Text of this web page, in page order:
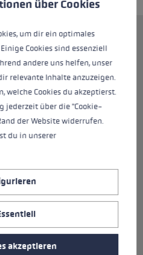
dich gerne beim
aus? Dann ist der
Lite dein idealer
Der leichte, einteilige
85% Carbon ist mit
Nordic Shark
Die Griff-
Technologie Nordic
für beste
und exakte
und Kontrolle.
lässt sich die
vom Griff lösen. Die
aus gehärtetem Metall
über Cookies
um dir ein optimales
Cookies sind essenziell
andere uns helfen, unser
relevante Inhalte anzuzeigen.
welche Cookies du akzeptierst.
jederzeit über die "Cookie-
der Website widerrufen.
du in unserer
akzeptieren